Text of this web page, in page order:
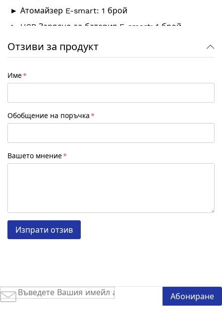
► Атомайзер E-smart: 1 брой
► USB Зарядно за батерия E-smart: 1 брой
Обща дължина на електронната цигара "E-smart" -
Опаковка: Блистер
Отзиви за продукт
Име
Обобщение на поръчка
Вашето мнение
Изпрати отзив
Абонирай
се
Абониране